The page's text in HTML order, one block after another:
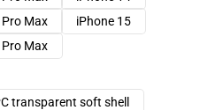
Max
iPhone 15
Max
transparent soft shell